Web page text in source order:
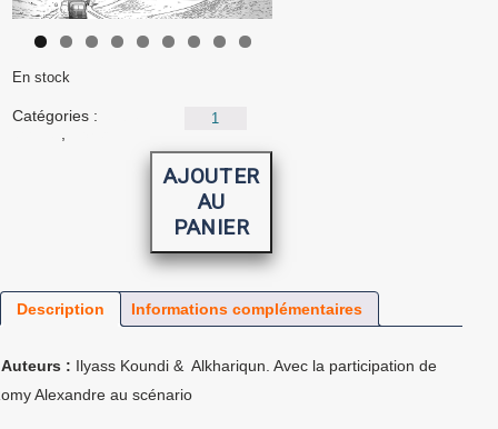
En stock
quantité
L'Oiseau
de
Tazmamart
AJOUTER
AU
PANIER
Catégories :
Description Informations complémentaires
Auteurs : Ilyass Koundi & Alkhariqun. Avec la participation de
Alexandre au scénario